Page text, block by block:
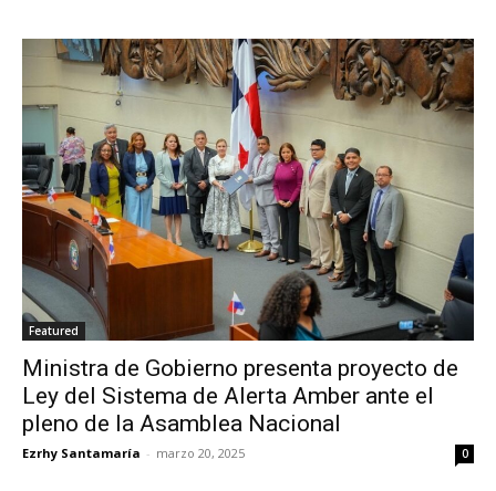
Featured
Ministra de Gobierno presenta proyecto de
Ley del Sistema de Alerta Amber ante el
pleno de la Asamblea Nacional
Ezrhy Santamaría - marzo 20, 2025 0